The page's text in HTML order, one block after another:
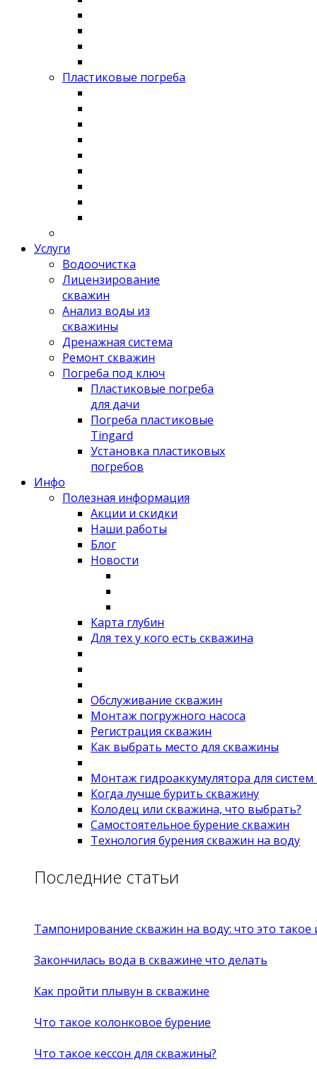
Пластиковые погреба
Услуги
Водоочистка
Лицензирование
скважин
Анализ воды из
скважины
Дренажная система
Ремонт скважин
Погреба под ключ
Пластиковые погреба
для дачи
Погреба пластиковые
Tingard
Установка пластиковых
погребов
Инфо
Полезная информация
Акции и скидки
Наши работы
Блог
Новости
Карта глубин
Для тех у кого есть скважина
Обслуживание скважин
Монтаж погружного насоса
Регистрация скважин
Как выбрать место для скважины
Монтаж гидроаккумулятора для
Когда лучше бурить скважину
Колодец или скважина, что выбрать?
Самостоятельное бурение скважин
Технология бурения скважин на воду
Последние статьи
Тампонирование скважин на воду: что это такое
Закончилась вода в скважине что делать
Как пройти плывун в скважине
Что такое колонковое бурение
Что такое кессон для скважины?